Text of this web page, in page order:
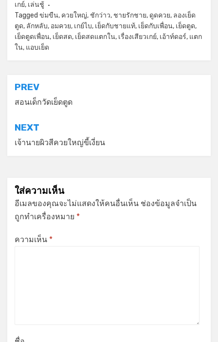
เกย์, เล่นชู้
Tagged ข่มขืน, ควยใหญ่, ชักว่าว, ชายรักชาย, ดูดควย, ลองเย็ด
ตูด, ลักหลับ, อมควย, เกย์ไบ, เย็ดกับชายแท้, เย็ดกับเพื่อน, เย็ดตูด,
เย็ดตูดเพื่อน, เย็ดสด, เย็ดสดแตกใน, เรื่องเสียวเกย์, เอ้าท์ดอร์, แตก
ใน, แอบเย็ด
แนะแนว
เรื่อง
PREV
สอนเด็กวัดเย็ดตูด
NEXT
เจ้านายผิวสีควยใหญ่ขี้เงี่ยน
ใส่ความเห็น
อีเมลของคุณจะไม่แสดงให้คนอื่นเห็น ช่องข้อมูลจำเป็น
ถูกทำเครื่องหมาย *
ความเห็น *